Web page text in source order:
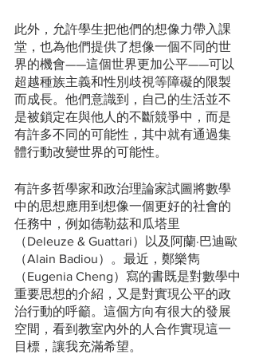
此外，允許學生把他們的想像力帶入課
堂，也為他們提供了想像一個不同的世
界的機會——這個世界更加公平——可以
超越種族主義和性別歧視等障礙的限製
而成長。他們意識到，自己的生活並不
是被鎖定在與他人的不斷競爭中，而是
有許多不同的可能性，其中就有通過集
體行動改變世界的可能性。
有許多哲學家和政治理論家試圖將數學
中的思想應用到想像一個更好的社會的
任務中，例如德勒茲和瓜塔里
（Deleuze & Guattari）以及阿蘭·巴迪歐
（Alain Badiou）。最近，鄭樂雋
（Eugenia Cheng）寫的書既是對數學中
重要思想的介紹，又是對實現公平的政
治行動的呼籲。這個方向有很大的發展
空間，看到教室內外的人合作實現這一
目標，讓我充滿希望。